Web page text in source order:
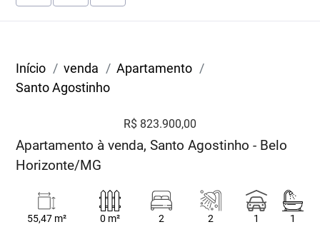
Início venda
Apartamento
Santo Agostinho
R$ 823.900,00
Apartamento à venda, Santo Agostinho - Belo
Horizonte/MG
55,47 m²
0 m²
2
2
1
1